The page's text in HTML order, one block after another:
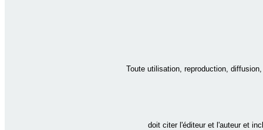
Toute utilisation, reproduction,
doit citer l'éditeur et l'auteur et